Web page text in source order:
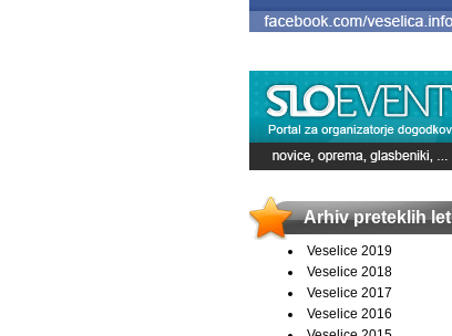
Arhiv preteklih let
Veselice 2019
Veselice 2018
Veselice 2017
Veselice 2016